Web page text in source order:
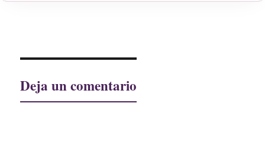
Deja un comentario